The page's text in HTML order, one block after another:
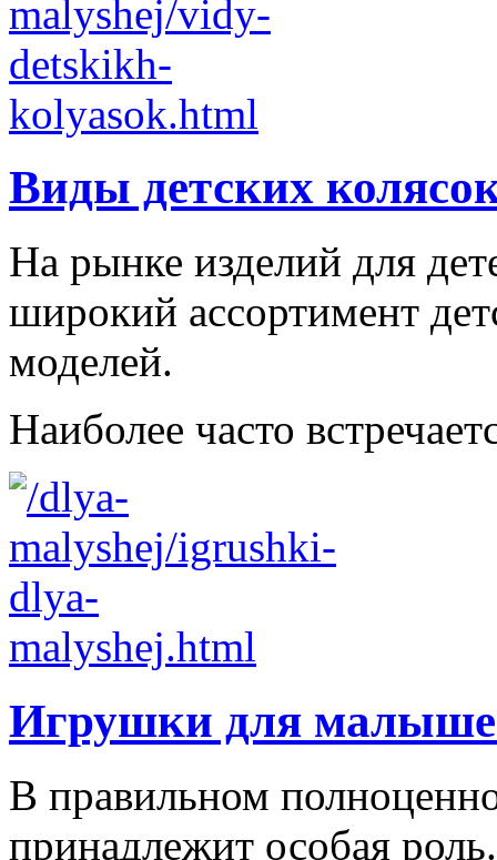
Виды детских
На рынке изделий для
широкий ассортимент
моделей.
Наиболее часто
Игрушки для
В правильном
принадлежит особая